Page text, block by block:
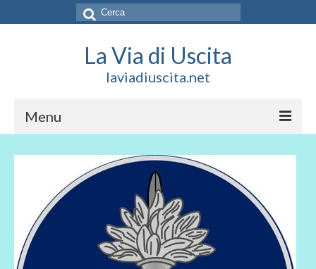
Cerca:
La Via di Uscita
laviadiuscita.net
Menu
HOME
CHI SIAMO
SOCIAL
SOSTIENICI